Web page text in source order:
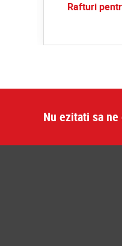
Rafturi
Nu ezitati sa